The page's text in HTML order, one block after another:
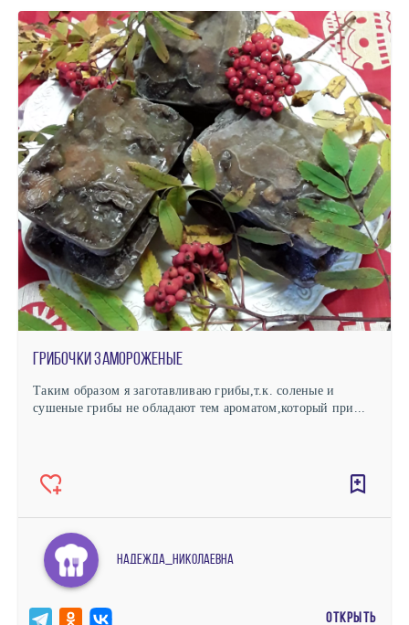
Грибочки замороженые
Таким образом я заготавливаю грибы,т.к. соленые и
сушеные грибы не обладают тем ароматом,который при...
Надежда_Николаевна
ОТКРЫТЬ